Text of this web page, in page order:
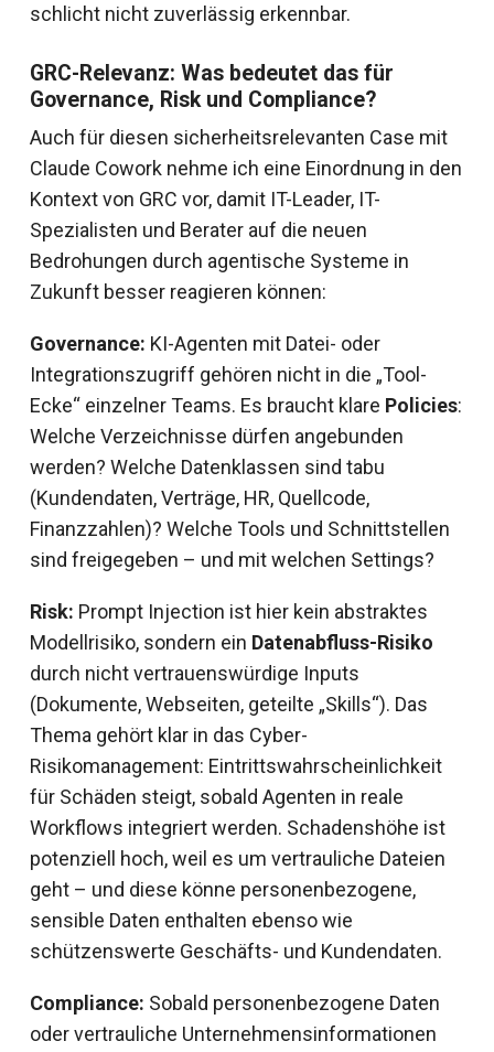
schlicht nicht zuverlässig erkennbar.
GRC-Relevanz: Was bedeutet das für
Governance, Risk und Compliance?
Auch für diesen sicherheitsrelevanten Case mit
Claude Cowork nehme ich eine Einordnung in den
Kontext von GRC vor, damit IT-Leader, IT-
Spezialisten und Berater auf die neuen
Bedrohungen durch agentische Systeme in
Zukunft besser reagieren können:
Governance: KI-Agenten mit Datei- oder
Integrationszugriff gehören nicht in die „Tool-
Ecke“ einzelner Teams. Es braucht klare Policies:
Welche Verzeichnisse dürfen angebunden
werden? Welche Datenklassen sind tabu
(Kundendaten, Verträge, HR, Quellcode,
Finanzzahlen)? Welche Tools und Schnittstellen
sind freigegeben – und mit welchen Settings?
Risk: Prompt Injection ist hier kein abstraktes
Modellrisiko, sondern ein Datenabfluss-Risiko
durch nicht vertrauenswürdige Inputs
(Dokumente, Webseiten, geteilte „Skills“). Das
Thema gehört klar in das Cyber-
Risikomanagement: Eintrittswahrscheinlichkeit
für Schäden steigt, sobald Agenten in reale
Workflows integriert werden. Schadenshöhe ist
potenziell hoch, weil es um vertrauliche Dateien
geht – und diese könne personenbezogene,
sensible Daten enthalten ebenso wie
schützenswerte Geschäfts- und Kundendaten.
Compliance: Sobald personenbezogene Daten
oder vertrauliche Unternehmensinformationen